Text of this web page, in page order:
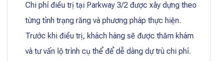
Chi phí điều trị tại Parkway 3/2 được xây dựng theo
từng tình trạng răng và phương pháp thực hiện.
Trước khi điều trị, khách hàng sẽ được thăm khám
và tư vấn lộ trình cụ thể để dễ dàng dự trù chi phí.